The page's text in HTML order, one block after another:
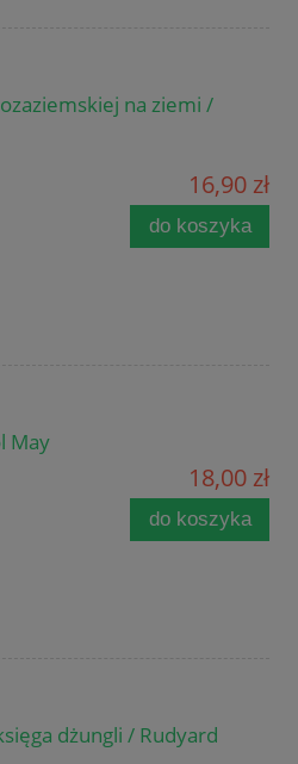
na ziemi /
16,90 zł
do koszyka
May
18,00 zł
do koszyka
dżungli / Rudyard